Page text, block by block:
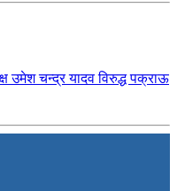
उमेश चन्द्र यादव विरुद्ध पक्राऊ